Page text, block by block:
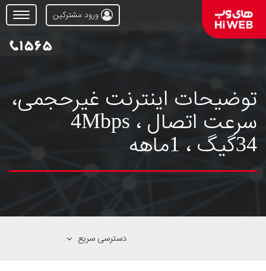
Open
Menu
ورود مشترکین
توضیحات اینترنت غیرحجمی،
سرعت اتصال 4Mbps ،
34گیگ ، 1ماهه
دسترسی سریع